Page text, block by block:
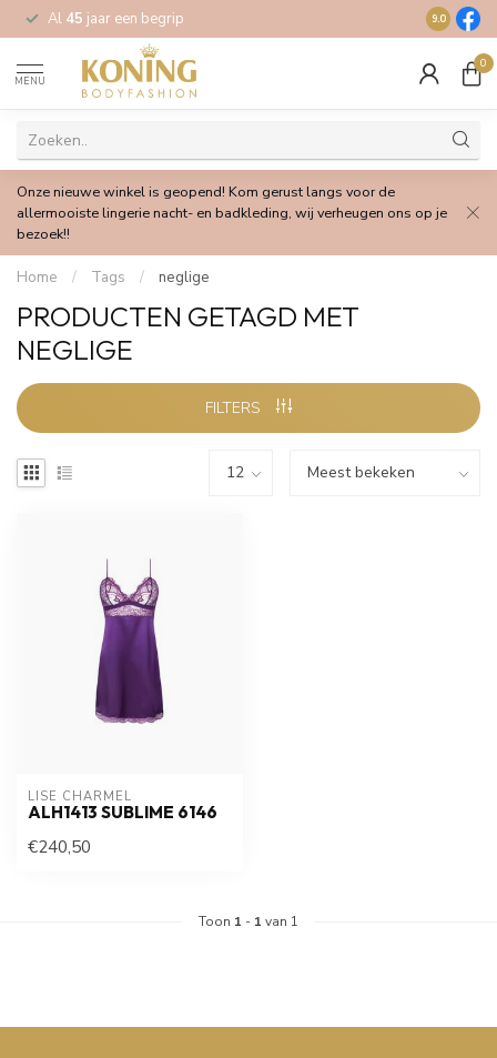
Al 45 jaar een begrip Gratis
9.0
MENU
0
Onze nieuwe winkel is geopend! Kom gerust langs voor de
allermooiste lingerie nacht- en badkleding, wij verheugen ons op je
bezoek!!
Home / Tags / neglige
PRODUCTEN GETAGD MET
NEGLIGE
FILTERS
LISE CHARMEL
ALH1413 SUBLIME 6146
€240,50
Toon 1 - 1 van 1